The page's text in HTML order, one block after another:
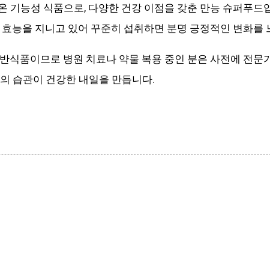
기능성 식품으로, 다양한 건강 이점을 갖춘 만능 슈퍼푸드
능을 지니고 있어 꾸준히 섭취하면 분명 긍정적인 변화를
식품이므로 병원 치료나 약물 복용 중인 분은 사전에 전문
습관이 건강한 내일을 만듭니다.